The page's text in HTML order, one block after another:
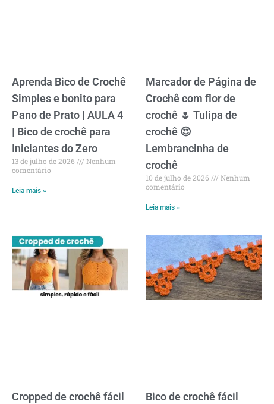
Aprenda Bico de Crochê
Simples e bonito para
Pano de Prato | AULA 4
| Bico de crochê para
Iniciantes do Zero
13 de julho de 2026
Nenhum
comentário
Leia mais »
Marcador de Página de
Crochê com flor de
crochê 🌷 Tulipa de
crochê 😍
Lembrancinha de
crochê
10 de julho de 2026
Nenhum
comentário
Leia mais »
Cropped de crochê fácil
Bico de crochê fácil